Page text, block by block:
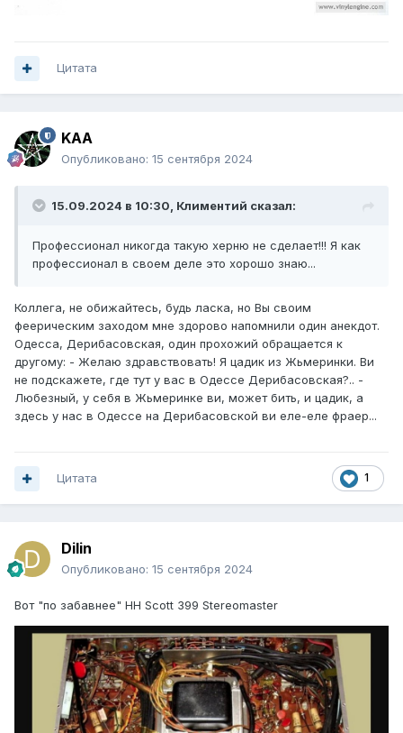
Цитата
KAA
Опубликовано: 15 сентября 2024
15.09.2024 в 10:30, Климентий сказал:
Профессионал никогда такую херню не сделает!!! Я как
профессионал в своем деле это хорошо знаю...
Коллега, не обижайтесь, будь ласка, но Вы своим
феерическим заходом мне здорово напомнили один анекдот.
Одесса, Дерибасовская, один прохожий обращается к
другому: - Желаю здравствовать! Я цадик из Жьмеринки. Ви
не подскажете, где тут у вас в Одессе Дерибасовская?.. -
Любезный, у себя в Жьмеринке ви, может бить, и цадик, а
здесь у нас в Одессе на Дерибасовской ви еле-еле фраер...
1
Цитата
Dilin
Опубликовано: 15 сентября 2024
Вот "по забавнее" HH Scott 399 Stereomaster